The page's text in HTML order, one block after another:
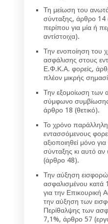
Τη μείωση του
σύνταξης, άρθρο 14
περίπου για μία ή
αντίστοιχα).
Την ενοποίηση του
ασφάλισης στους
Ε.Φ.Κ.Α. φορείς,
πλέον μικρής
Την εξομοίωση των
σύμφωνο
άρθρο 18 (θετικό).
Το χρόνο
εντασσόμενους
αξιοποιηθεί μόνο
σύνταξης κι αυτό αν
(άρθρο 48).
Την αύξηση
ασφαλισμένου κατά
για την Επικουρική
την αύξηση των
Περίθαλψης των
7,1%, άρθρο 57